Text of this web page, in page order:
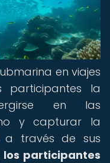
en viajes
la
en las
y capturar la
a través de sus
los participantes